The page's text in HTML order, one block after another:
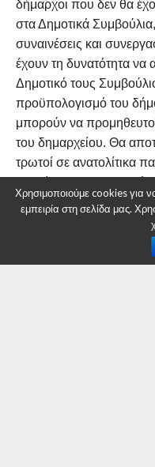
δήμαρχοι που δεν θα
στα Δημοτικά
συναινέσεις και
έχουν τη δυνατότητα να
Δημοτικό τους
προϋπολογισμό του
μπορούν να
του δημαρχείου. Θα
τρωτοί σε ανατολίτικα
Κάτι αντίστοιχο θα
Δημοκρατία δεν λάβει
Κυριάκος Μητσοτάκης
Χρησιμοποιούμε cookies για
εμπειρία στη σελίδα μας.